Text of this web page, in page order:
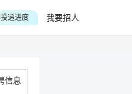
我要招人
递进度
信息